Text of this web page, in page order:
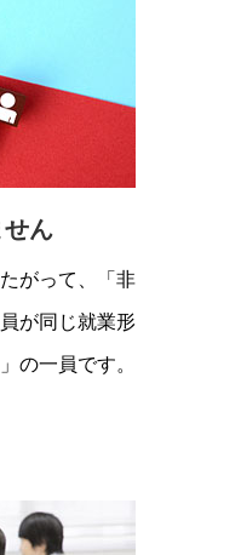
ん
がって、「非
が同じ就業形
の一員です。